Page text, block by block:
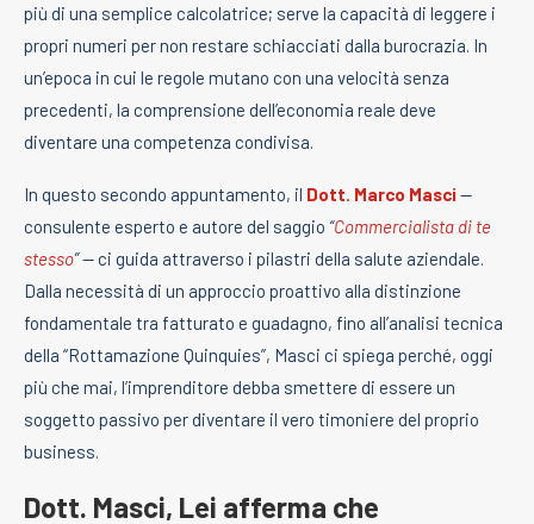
più di una semplice calcolatrice; serve la capacità di leggere i
propri numeri per non restare schiacciati dalla burocrazia. In
un’epoca in cui le regole mutano con una velocità senza
precedenti, la comprensione dell’economia reale deve
diventare una competenza condivisa.
In questo secondo appuntamento, il Dott. Marco Masci—
consulente esperto e autore del saggio “Commercialista di te
stesso”— ci guida attraverso i pilastri della salute aziendale.
Dalla necessità di un approccio proattivo alla distinzione
fondamentale tra fatturato e guadagno, fino all’analisi tecnica
della “Rottamazione Quinquies”, Masci ci spiega perché, oggi
più che mai, l’imprenditore debba smettere di essere un
soggetto passivo per diventare il vero timoniere del proprio
business.
Dott. Masci, Lei afferma che